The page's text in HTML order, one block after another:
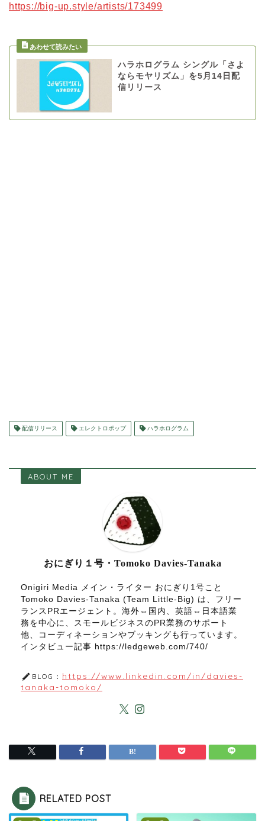
https://big-up.style/artists/173499
ハラホログラム シングル「さよ
ならモヤリズム」を5月14日配
信リリース
配信リリース エレクトロポップ ハラホログラム
ABOUT ME
おにぎり１号・Tomoko Davies-Tanaka
Onigiri Media メイン・ライター おにぎり1号こと
Tomoko Davies-Tanaka (Team Little-Big) は、フリー
ランスPRエージェント。海外⇔国内、英語⇔日本語業
務を中心に、スモールビジネスのPR業務のサポート
他、コーディネーションやブッキングも行っています。
インタビュー記事 https://ledgeweb.com/740/
BLOG： https://www.linkedin.com/in/davies-
tanaka-tomoko/
RELATED POST